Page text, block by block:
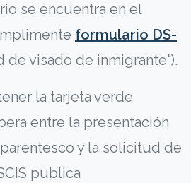
se encuentra en el
formulario DS-
de visado de inmigrante").
la tarjeta verde
entre la presentación
y la solicitud de
publica